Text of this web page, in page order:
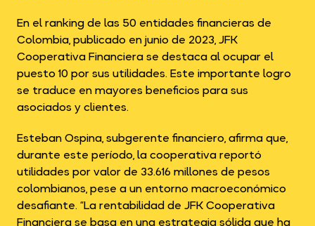
En el ranking de las 50 entidades financieras de
Colombia, publicado en junio de 2023, JFK
Cooperativa Financiera se destaca al ocupar el
puesto 10 por sus utilidades. Este importante logro
se traduce en mayores beneficios para sus
asociados y clientes.
Esteban Ospina, subgerente financiero, afirma que,
durante este período, la cooperativa reportó
utilidades por valor de 33.616 millones de pesos
colombianos, pese a un entorno macroeconómico
desafiante. “La rentabilidad de JFK Cooperativa
Financiera se basa en una estrategia sólida que ha